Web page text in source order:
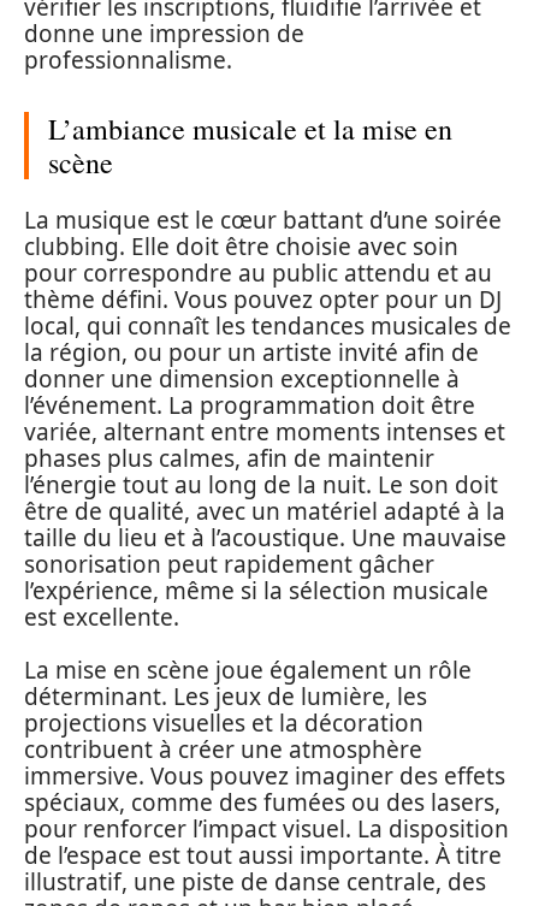
vérifier les inscriptions, fluidifie l’arrivée et
donne une impression de
professionnalisme.
L’ambiance musicale et la mise en
scène
La musique est le cœur battant d’une soirée
clubbing. Elle doit être choisie avec soin
pour correspondre au public attendu et au
thème défini. Vous pouvez opter pour un DJ
local, qui connaît les tendances musicales de
la région, ou pour un artiste invité afin de
donner une dimension exceptionnelle à
l’événement. La programmation doit être
variée, alternant entre moments intenses et
phases plus calmes, afin de maintenir
l’énergie tout au long de la nuit. Le son doit
être de qualité, avec un matériel adapté à la
taille du lieu et à l’acoustique. Une mauvaise
sonorisation peut rapidement gâcher
l’expérience, même si la sélection musicale
est excellente.
La mise en scène joue également un rôle
déterminant. Les jeux de lumière, les
projections visuelles et la décoration
contribuent à créer une atmosphère
immersive. Vous pouvez imaginer des effets
spéciaux, comme des fumées ou des lasers,
pour renforcer l’impact visuel. La disposition
de l’espace est tout aussi importante. À titre
illustratif, une piste de danse centrale, des